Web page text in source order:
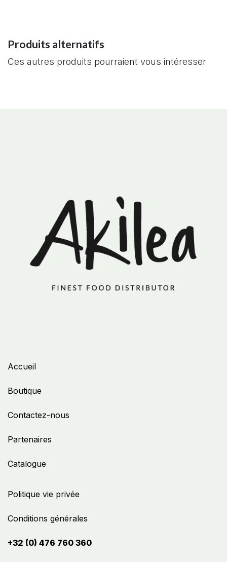
Produits alternatifs
Ces autres produits pourraient vous intéresser
Politique vie privée
Conditions générales
+32 (0) 476 760 360
Accueil
Boutique
Contactez-nous
Partenaires
Catalogue